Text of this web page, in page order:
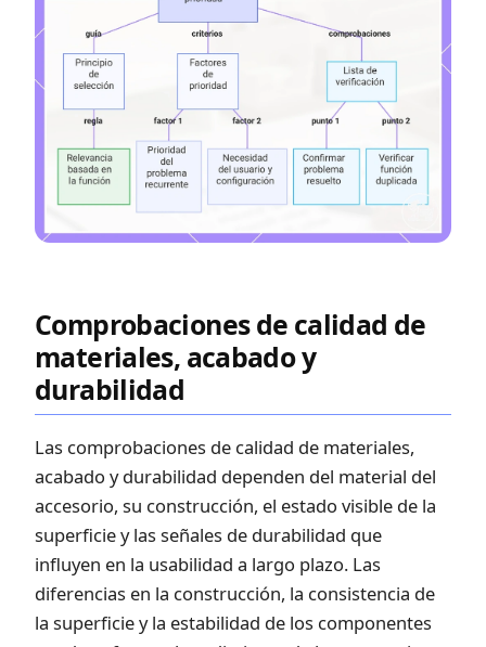
Comprobaciones de calidad de
materiales, acabado y
durabilidad
Las comprobaciones de calidad de materiales,
acabado y durabilidad dependen del material del
accesorio, su construcción, el estado visible de la
superficie y las señales de durabilidad que
influyen en la usabilidad a largo plazo. Las
diferencias en la construcción, la consistencia de
la superficie y la estabilidad de los componentes